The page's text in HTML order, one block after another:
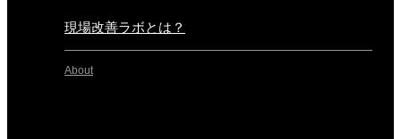
現場改善ラボとは？
About